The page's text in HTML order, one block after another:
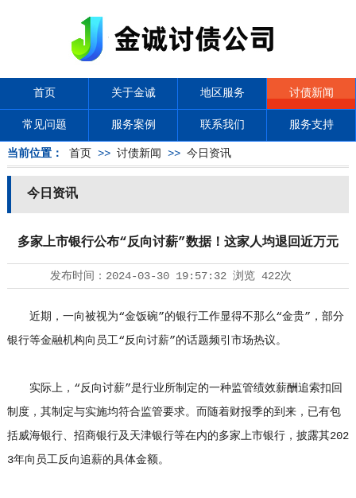
首页 关于金诚 地区服务 讨债新闻
常见问题 服务案例 联系我们 服务支持
当前位置： 首页 >> 讨债新闻 >> 今日资讯
今日资讯
多家上市银行公布“反向讨薪”数据！这家人均退回近万元
发布时间： 2024-03-30 19:57:32浏览 422次
近期，一向被视为“金饭碗”的银行工作显得不那么“金贵”，部分
银行等金融机构向员工“反向讨薪”的话题频引市场热议。
实际上，“反向讨薪”是行业所制定的一种监管绩效薪酬追索扣回
制度，其制定与实施均符合监管要求。而随着财报季的到来，已有包
括威海银行、招商银行及天津银行等在内的多家上市银行，披露其202
3年向员工反向追薪的具体金额。